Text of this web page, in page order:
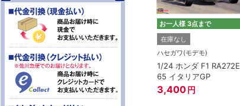
お一人様 3点まで
在庫なし
ハセガワ(モデモ)
1/24 ホンダ F1 RA272E
65 イタリアGP
3,400 円